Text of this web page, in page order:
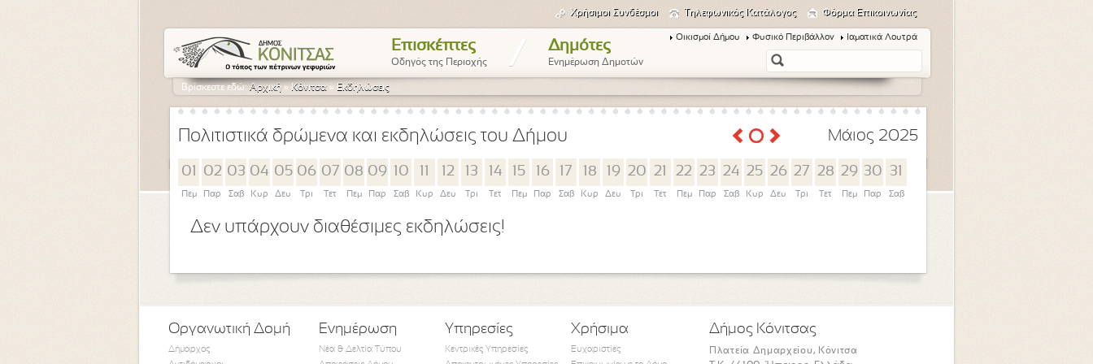
Χρήσιμοι Συνδέσμοι Τηλεφωνικός Κατάλογος Φόρμα Επικοινωνίας
Επισκέπτες
Οδηγός της Περιοχής / Δημότες
Ενημέρωση Δημοτών
Οικισμοί Δήμου Φυσικό Περιβάλλον Ιαματικά Λουτρά
Βρίσκεστε εδώ:Αρχική » Κόνιτσα » Εκδηλώσεις
Πολιτιστικά δρώμενα και εκδηλώσεις του Δήμου Μάιος 2025
01
Πεμ
02
Παρ
03
Σαβ
04
Κυρ
05
Δευ
06
Τρι
07
Τετ
08
Πεμ
09
Παρ
10
Σαβ Κυρ
12
Δευ
13
Τρι
14
Τετ
15
Πεμ
16
Παρ
17
Σαβ
18
Κυρ
19
Δευ
20
Τρι
21
Τετ
22
Πεμ
23
Παρ
24
Σαβ
25
Κυρ
26
Δευ
27
Τρι
28
Τετ
29
Πεμ
30
Παρ
31
Σαβ
Δεν υπάρχουν διαθέσιμες εκδηλώσεις!
Οργανωτική Δομή
Δήμαρχος
Ενημέρωση
Νέα & Δελτία Τύπου
Υπηρεσίες
Κεντρικές Υπηρεσίες
Χρήσιμα
Ευχαριστίες
Δήμος Κόνιτσας
Πλατεία Δημαρχείου, Κόνιτσα